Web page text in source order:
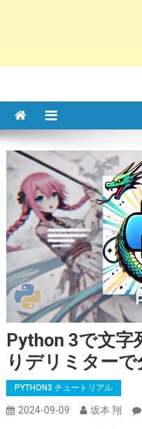
Python 3で文字
りデリミターで
PYTHON3 チュートリアル
2024-09-09 坂本 翔